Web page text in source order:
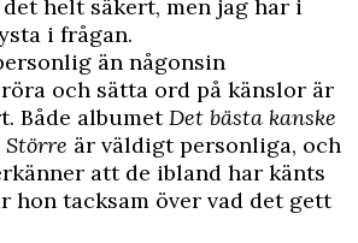
helt säkert, men jag har i
i frågan.
än någonsin
och sätta ord på känslor är
Både albumetDet bästa kanske
Större är väldigt personliga, och
att de ibland har känts
hon tacksam över vad det gett